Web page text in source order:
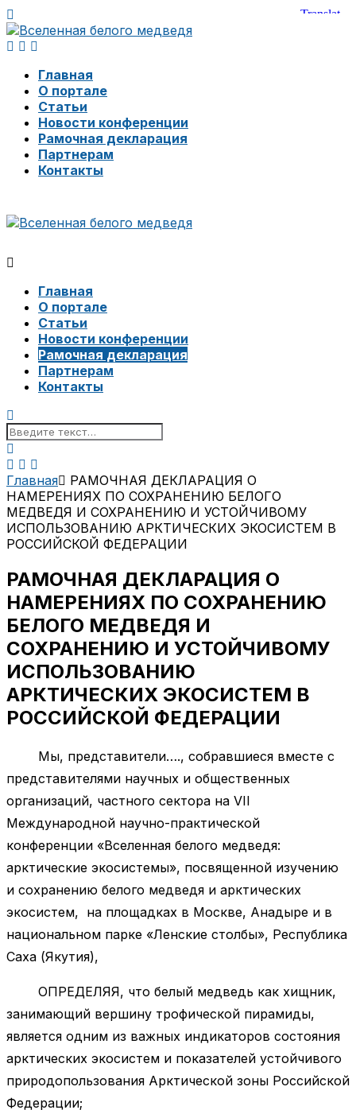
Главная
О портале
Статьи
Новости конференции
Рамочная декларация
Партнерам
Контакты
Главная
О портале
Статьи
Новости конференции
Рамочная декларация
Партнерам
Контакты
Главная
РАМОЧНАЯ ДЕКЛАРАЦИЯ О
НАМЕРЕНИЯХ ПО СОХРАНЕНИЮ БЕЛОГО
МЕДВЕДЯ И СОХРАНЕНИЮ И УСТОЙЧИВОМУ
ИСПОЛЬЗОВАНИЮ АРКТИЧЕСКИХ ЭКОСИСТЕМ В
РОССИЙСКОЙ ФЕДЕРАЦИИ
РАМОЧНАЯ ДЕКЛАРАЦИЯ О
НАМЕРЕНИЯХ ПО СОХРАНЕНИЮ
БЕЛОГО МЕДВЕДЯ И
СОХРАНЕНИЮ И УСТОЙЧИВОМУ
ИСПОЛЬЗОВАНИЮ
АРКТИЧЕСКИХ ЭКОСИСТЕМ В
РОССИЙСКОЙ ФЕДЕРАЦИИ
Мы, представители…., собравшиеся вместе с
представителями научных и общественных
организаций, частного сектора на VII
Международной научно-практической
конференции «Вселенная белого медведя:
арктические экосистемы», посвященной изучению
и сохранению белого медведя и арктических
экосистем, на площадках в Москве, Анадыре и в
национальном парке «Ленские столбы», Республика
Саха (Якутия),
ОПРЕДЕЛЯЯ, что белый медведь как хищник,
занимающий вершину трофической пирамиды,
является одним из важных индикаторов состояния
арктических экосистем и показателей устойчивого
природопользования Арктической зоны Российской
Федерации;